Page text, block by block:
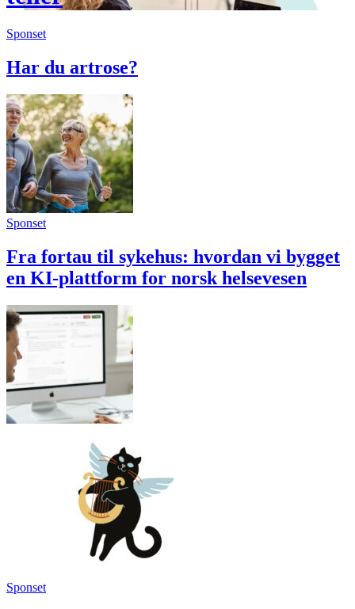
Sponset
Har du artrose?
Sponset
Fra fortau til sykehus: hvordan vi bygget
en KI-plattform for norsk helsevesen
Sponset